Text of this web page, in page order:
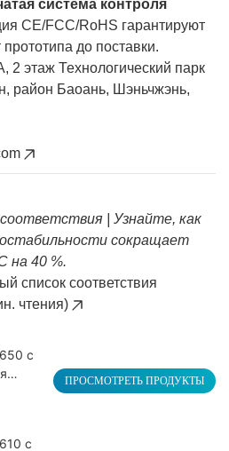
система контроля
CE/FCC/RoHS гарантируют
до поставки.
2 этаж Технологический парк
район Баоань, Шэньчжэнь,
| Узнайте, как
сокращает
на 40 %.
список соответствия
чтения)
с
ПРОСМОТРЕТЬ ПРОДУКТЫ
с